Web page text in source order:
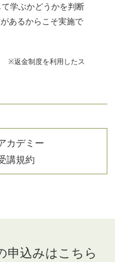
学ぶかどうかを判断
あるからこそ実施で
※返金制度を利用したス
カデミー
講規約
申込みはこちら